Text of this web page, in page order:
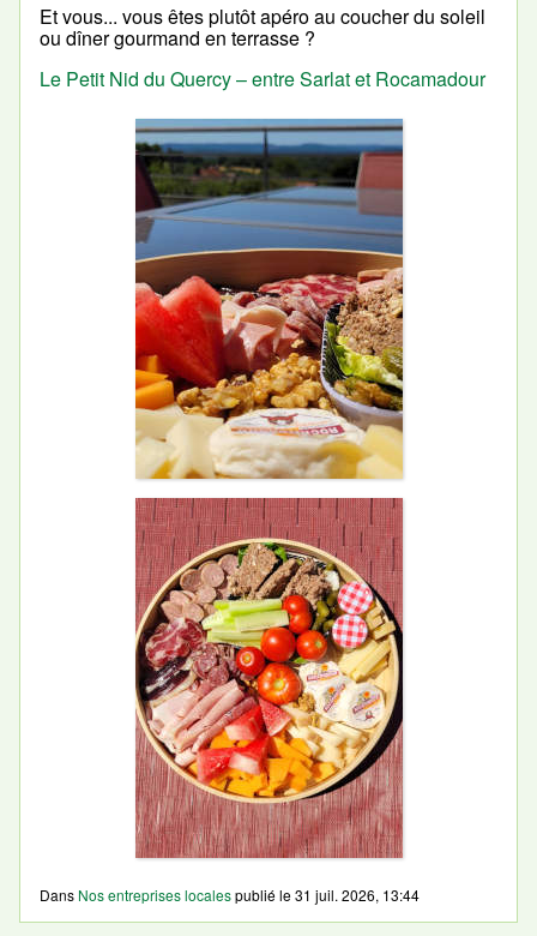
Et vous... vous êtes plutôt apéro au coucher du soleil
ou dîner gourmand en terrasse ?
Le Petit Nid du Quercy – entre Sarlat et Rocamadour
Dans Nos entreprises localespublié le31 juil. 2026, 13:44